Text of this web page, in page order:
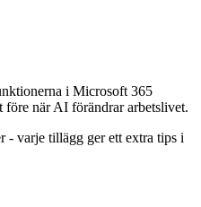
i Microsoft 365
när AI förändrar arbetslivet.
- varje tillägg ger ett extra tips i